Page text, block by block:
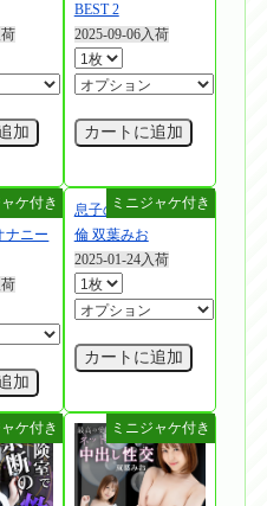
加
BEST 2
2025-09-06入荷
カートに追加
美女
ナニー
加
息子の友達と禁断不
倫 双葉みお
2025-01-24入荷
カートに追加